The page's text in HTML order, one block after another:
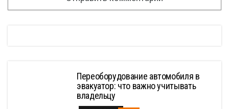
Переоборудование автомобиля в
эвакуатор: что важно учитывать
владельцу